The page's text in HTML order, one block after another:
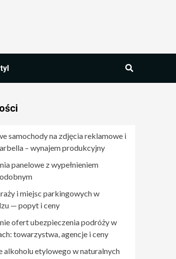
samochody na zdjęcia reklamowe i
– wynajem produkcyjny
panelowe z wypełnieniem
i miejsc parkingowych w
— popyt i ceny
ofert ubezpieczenia podróży w
towarzystwa, agencje i ceny
alkoholu etylowego w naturalnych